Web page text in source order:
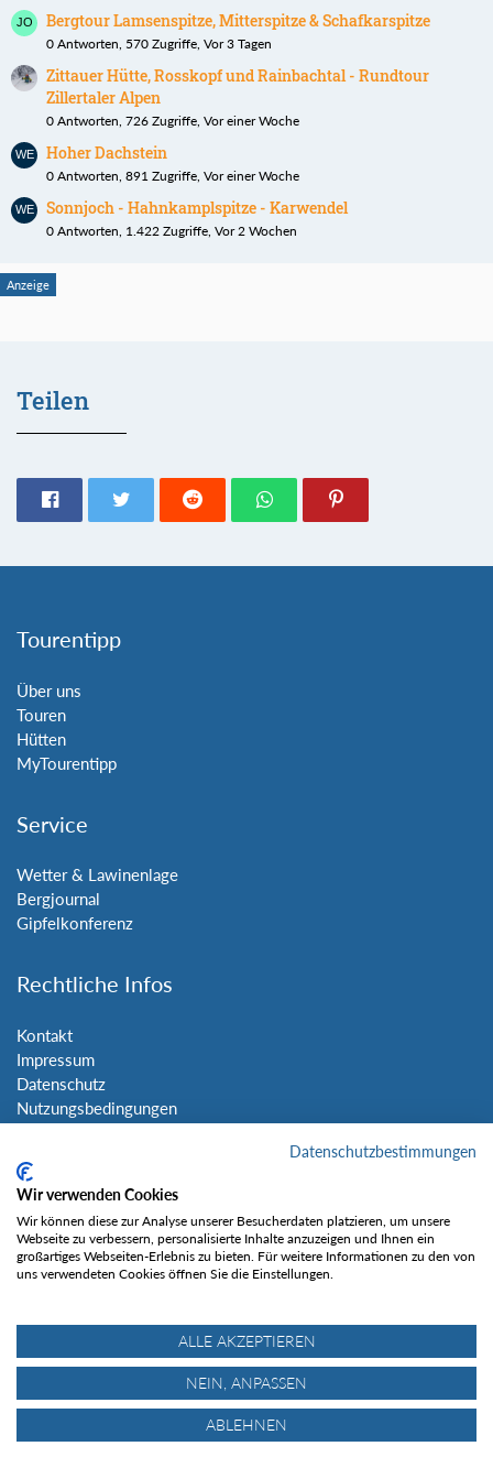
Bergtour Lamsenspitze, Mitterspitze & Schafkarspitze
0 Antworten, 570 Zugriffe, Vor 3 Tagen
Zittauer Hütte, Rosskopf und Rainbachtal - Rundtour
Zillertaler Alpen
0 Antworten, 726 Zugriffe, Vor einer Woche
Hoher Dachstein
0 Antworten, 891 Zugriffe, Vor einer Woche
Sonnjoch - Hahnkamplspitze - Karwendel
0 Antworten, 1.422 Zugriffe, Vor 2 Wochen
Teilen
Tourentipp
Über uns
Touren
Hütten
MyTourentipp
Service
Wetter & Lawinenlage
Bergjournal
Gipfelkonferenz
Rechtliche Infos
Kontakt
Impressum
Datenschutz
Nutzungsbedingungen
Social Media
Gefällt mir
Datenschutzbestimmungen
Wir verwenden Cookies
Wir können diese zur Analyse unserer Besucherdaten platzieren, um unsere
Webseite zu verbessern, personalisierte Inhalte anzuzeigen und Ihnen ein
großartiges Webseiten-Erlebnis zu bieten. Für weitere Informationen zu den von
uns verwendeten Cookies öffnen Sie die Einstellungen.
ALLE AKZEPTIEREN
NEIN, ANPASSEN
ABLEHNEN